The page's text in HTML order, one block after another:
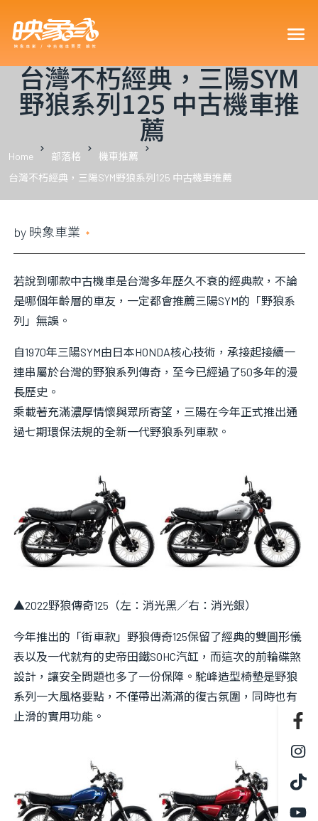
台灣不朽經典，三陽SYM
野狼系列125 中古機車推
薦
Home 部落格
機車推薦
台灣不朽經典，三陽SYM野狼系列125 中古機車推薦
by 映象車業
若說到哪款中古機車是台灣多年歷久不衰的經典款，不論
是哪個年齡層的車友，一定都會推薦三陽SYM的「野狼系
列」無誤。
自1970年三陽SYM由日本HONDA核心技術，承接起接續一
連串屬於台灣的野狼系列傳奇，至今已經過了50多年的漫
長歷史。
乘載著充滿濃厚情懷與眾所寄望，三陽在今年正式推出通
過七期環保法規的全新一代野狼系列車款。
▲2022野狼傳奇125（左：消光黑／右：消光銀）
今年推出的「街車款」野狼傳奇125保留了經典的雙圓形儀
表以及一代就有的史帝田鐵SOHC汽缸，而這次的前輪碟煞
設計，讓安全問題也多了一份保障。駝峰造型椅墊是野狼
系列一大風格要點，不僅帶出滿滿的復古氛圍，同時也有
止滑的實用功能。
可以
嗎？
嗎？18
？